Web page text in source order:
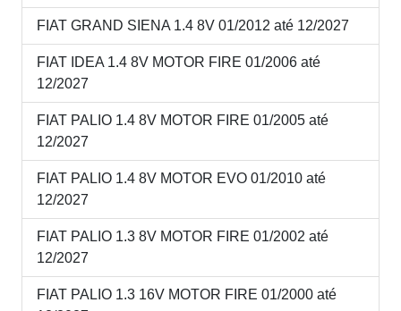
FIAT GRAND SIENA 1.4 8V 01/2012 até 12/2027
FIAT IDEA 1.4 8V MOTOR FIRE 01/2006 até
12/2027
FIAT PALIO 1.4 8V MOTOR FIRE 01/2005 até
12/2027
FIAT PALIO 1.4 8V MOTOR EVO 01/2010 até
12/2027
FIAT PALIO 1.3 8V MOTOR FIRE 01/2002 até
12/2027
FIAT PALIO 1.3 16V MOTOR FIRE 01/2000 até